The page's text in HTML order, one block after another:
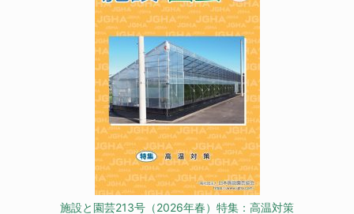
施設と園芸213号（2026年春）特集：高温対策